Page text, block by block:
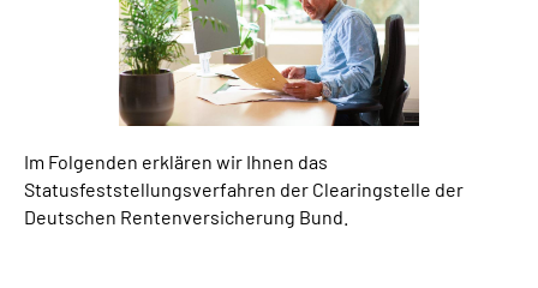
Mein Kundenportal
Im Folgenden erklären wir Ihnen das
Statusfeststellungsverfahren der Clearingstelle der
Deutschen Rentenversicherung Bund.